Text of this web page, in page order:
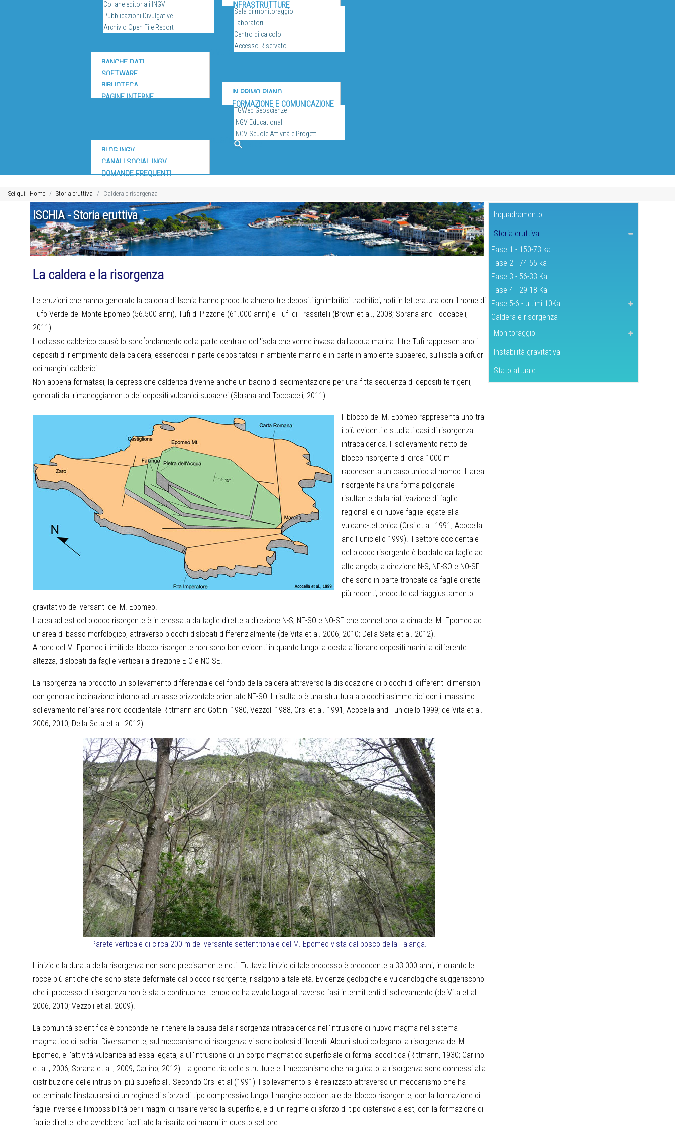
Collane editoriali INGV
Pubblicazioni Divulgative
Archivio Open File Report
INFRASTRUTTURE
Sala di monitoraggio
Laboratori
Centro di calcolo
Accesso Riservato
BANCHE DATI
SOFTWARE
BIBLIOTECA
PAGINE INTERNE
DIVULGAZIONE
IN PRIMO PIANO
FORMAZIONE E COMUNICAZIONE
TGWeb Geoscienze
INGV Educational
INGV Scuole Attività e Progetti
BLOG INGV
CANALI SOCIAL INGV
DOMANDE FREQUENTI
Sei qui: Home Storia eruttiva Caldera e risorgenza
ISCHIA - Storia eruttiva
La caldera e la risorgenza
Le eruzioni che hanno generato la caldera di Ischia hanno prodotto almeno tre depositi ignimbritici trachitici, noti in letteratura con il nome di
Tufo Verde del Monte Epomeo (56.500 anni), Tufi di Pizzone (61.000 anni) e Tufi di Frassitelli (Brown et al., 2008; Sbrana and Toccaceli,
2011).
Il collasso calderico causò lo sprofondamento della parte centrale dell'isola che venne invasa dall'acqua marina. I tre Tufi rappresentano i
depositi di riempimento della caldera, essendosi in parte depositatosi in ambiente marino e in parte in ambiente subaereo, sull'isola aldifuori
dei margini calderici.
Non appena formatasi, la depressione calderica divenne anche un bacino di sedimentazione per una fitta sequenza di depositi terrigeni,
generati dal rimaneggiamento dei depositi vulcanici subaerei (Sbrana and Toccaceli, 2011).
Il blocco del M. Epomeo rappresenta uno tra
i più evidenti e studiati casi di risorgenza
intracalderica. Il sollevamento netto del
blocco risorgente di circa 1000 m
rappresenta un caso unico al mondo. L'area
risorgente ha una forma poligonale
risultante dalla riattivazione di faglie
regionali e di nuove faglie legate alla
vulcano-tettonica (Orsi et al. 1991; Acocella
and Funiciello 1999). Il settore occidentale
del blocco risorgente è bordato da faglie ad
alto angolo, a direzione N-S, NE-SO e NO-SE
che sono in parte troncate da faglie dirette
più recenti, prodotte dal riaggiustamento
gravitativo dei versanti del M. Epomeo.
L'area ad est del blocco risorgente è interessata da faglie dirette a direzione N-S, NE-SO e NO-SE che connettono la cima del M. Epomeo ad
un'area di basso morfologico, attraverso blocchi dislocati differenzialmente (de Vita et al. 2006, 2010; Della Seta et al. 2012).
A nord del M. Epomeo i limiti del blocco risorgente non sono ben evidenti in quanto lungo la costa affiorano depositi marini a differente
altezza, dislocati da faglie verticali a direzione E-O e NO-SE.
La risorgenza ha prodotto un sollevamento differenziale del fondo della caldera attraverso la dislocazione di blocchi di differenti dimensioni
con generale inclinazione intorno ad un asse orizzontale orientato NE-SO. Il risultato è una struttura a blocchi asimmetrici con il massimo
sollevamento nell'area nord-occidentale Rittmann and Gottini 1980, Vezzoli 1988, Orsi et al. 1991, Acocella and Funiciello 1999; de Vita et al.
2006, 2010; Della Seta et al. 2012).
Parete verticale di circa 200 m del versante settentrionale del M. Epomeo vista dal bosco della Falanga.
L'inizio e la durata della risorgenza non sono precisamente noti. Tuttavia l'inizio di tale processo è precedente a 33.000 anni, in quanto le
rocce più antiche che sono state deformate dal blocco risorgente, risalgono a tale età. Evidenze geologiche e vulcanologiche suggeriscono
che il processo di risorgenza non è stato continuo nel tempo ed ha avuto luogo attraverso fasi intermittenti di sollevamento (de Vita et al.
2006, 2010; Vezzoli et al. 2009).
La comunità scientifica è conconde nel ritenere la causa della risorgenza intracalderica nell'intrusione di nuovo magma nel sistema
magmatico di Ischia. Diversamente, sul meccanismo di risorgenza vi sono ipotesi differenti. Alcuni studi collegano la risorgenza del M.
Epomeo, e l'attività vulcanica ad essa legata, a ull'intrusione di un corpo magmatico superficiale di forma laccolitica (Rittmann, 1930; Carlino
et al., 2006; Sbrana et al., 2009; Carlino, 2012). La geometria delle strutture e il meccanismo che ha guidato la risorgenza sono connessi alla
distribuzione delle intrusioni più supeficiali. Secondo Orsi et al (1991) il sollevamento si è realizzato attraverso un meccanismo che ha
determinato l’instaurarsi di un regime di sforzo di tipo compressivo lungo il margine occidentale del blocco risorgente, con la formazione di
faglie inverse e l’impossibilità per i magmi di risalire verso la superficie, e di un regime di sforzo di tipo distensivo a est, con la formazione di
faglie dirette, che avrebbero facilitato la risalita dei magmi in questo settore.
Inquadramento
Storia eruttiva
Fase 1 - 150-73 ka
Fase 2 - 74-55 ka
Fase 3 - 56-33 Ka
Fase 4 - 29-18 Ka
Fase 5-6 - ultimi 10Ka
Caldera e risorgenza
Monitoraggio
Instabilità gravitativa
Stato attuale